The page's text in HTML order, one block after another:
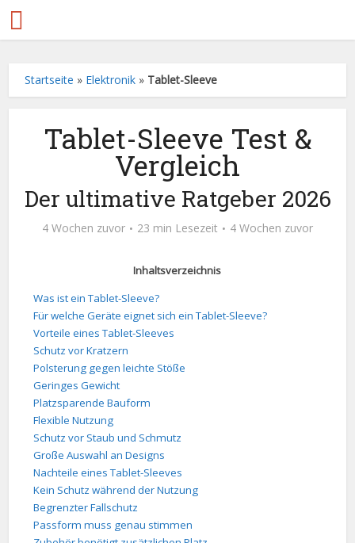
Startseite » Elektronik » Tablet-Sleeve
Tablet-Sleeve Test &
Vergleich
Der ultimative Ratgeber 2026
4 Wochen zuvor 23 min Lesezeit 4 Wochen zuvor
Inhaltsverzeichnis
Was ist ein Tablet-Sleeve?
Für welche Geräte eignet sich ein Tablet-Sleeve?
Vorteile eines Tablet-Sleeves
Schutz vor Kratzern
Polsterung gegen leichte Stöße
Geringes Gewicht
Platzsparende Bauform
Flexible Nutzung
Schutz vor Staub und Schmutz
Große Auswahl an Designs
Nachteile eines Tablet-Sleeves
Kein Schutz während der Nutzung
Begrenzter Fallschutz
Passform muss genau stimmen